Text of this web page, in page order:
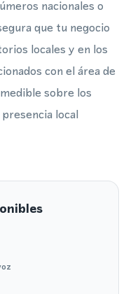
nacionales o
que tu negocio
locales y en los
con el área de
sobre los
local